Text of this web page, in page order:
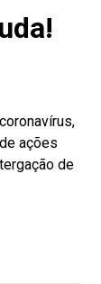
ações
de